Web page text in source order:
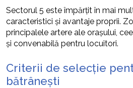
Sectorul 5 este împărțit în mai
caracteristici și avantaje proprii.
principalele artere ale orașului,
și convenabilă pentru locuitori.
Criterii de selecție
bătrânești